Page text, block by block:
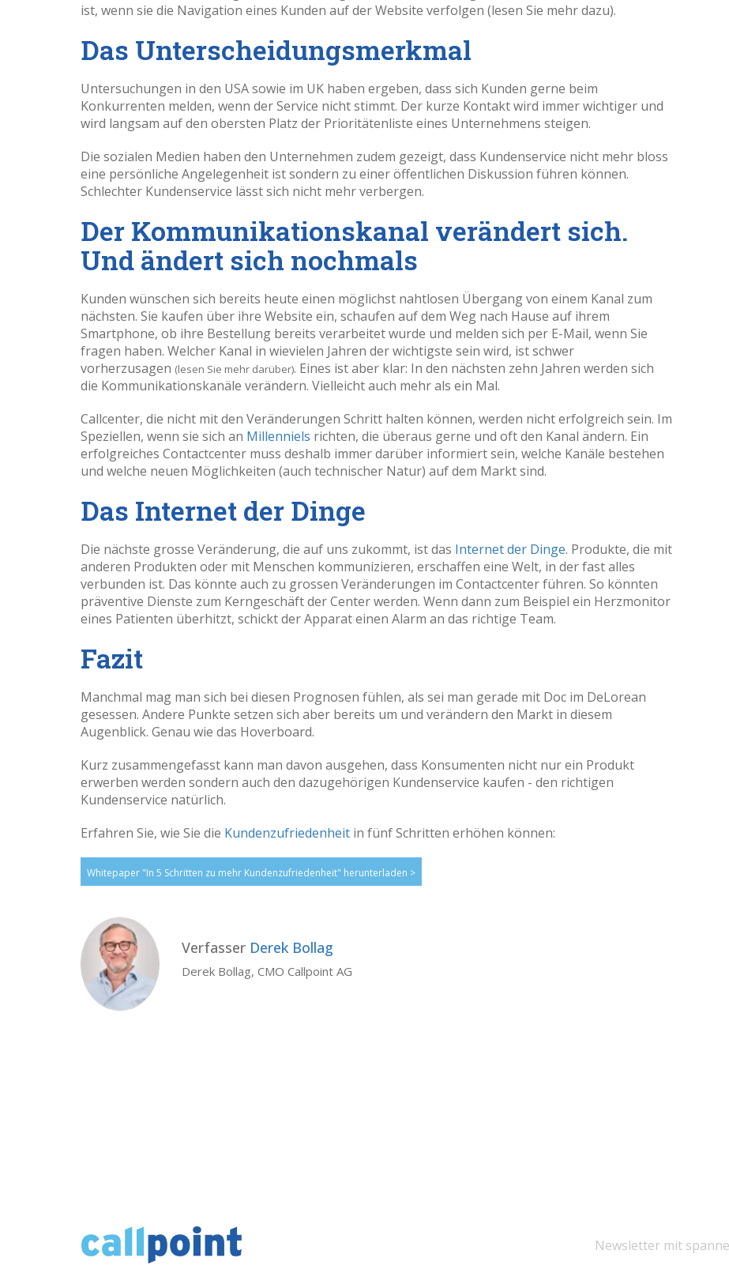
ist, wenn sie die Navigation eines Kunden auf der Website verfolgen (lesen Sie mehr dazu).
Das Unterscheidungsmerkmal
Untersuchungen in den USA sowie im UK haben ergeben, dass sich Kunden gerne beim
Konkurrenten melden, wenn der Service nicht stimmt. Der kurze Kontakt wird immer wichtiger und
wird langsam auf den obersten Platz der Prioritätenliste eines Unternehmens steigen.
Die sozialen Medien haben den Unternehmen zudem gezeigt, dass Kundenservice nicht mehr bloss
eine persönliche Angelegenheit ist sondern zu einer öffentlichen Diskussion führen können.
Schlechter Kundenservice lässt sich nicht mehr verbergen.
Der Kommunikationskanal verändert sich.
Und ändert sich nochmals
Kunden wünschen sich bereits heute einen möglichst nahtlosen Übergang von einem Kanal zum
nächsten. Sie kaufen über ihre Website ein, schaufen auf dem Weg nach Hause auf ihrem
Smartphone, ob ihre Bestellung bereits verarbeitet wurde und melden sich per E-Mail, wenn Sie
fragen haben. Welcher Kanal in wievielen Jahren der wichtigste sein wird, ist schwer
vorherzusagen (lesen Sie mehr darüber). Eines ist aber klar: In den nächsten zehn Jahren werden sich
die Kommunikationskanäle verändern. Vielleicht auch mehr als ein Mal.
Callcenter, die nicht mit den Veränderungen Schritt halten können, werden nicht erfolgreich sein. Im
Speziellen, wenn sie sich an Millenniels richten, die überaus gerne und oft den Kanal ändern. Ein
erfolgreiches Contactcenter muss deshalb immer darüber informiert sein, welche Kanäle bestehen
und welche neuen Möglichkeiten (auch technischer Natur) auf dem Markt sind.
Das Internet der Dinge
Die nächste grosse Veränderung, die auf uns zukommt, ist das Internet der Dinge. Produkte, die mit
anderen Produkten oder mit Menschen kommunizieren, erschaffen eine Welt, in der fast alles
verbunden ist. Das könnte auch zu grossen Veränderungen im Contactcenter führen. So könnten
präventive Dienste zum Kerngeschäft der Center werden. Wenn dann zum Beispiel ein Herzmonitor
eines Patienten überhitzt, schickt der Apparat einen Alarm an das richtige Team.
Fazit
Manchmal mag man sich bei diesen Prognosen fühlen, als sei man gerade mit Doc im DeLorean
gesessen. Andere Punkte setzen sich aber bereits um und verändern den Markt in diesem
Augenblick. Genau wie das Hoverboard.
Kurz zusammengefasst kann man davon ausgehen, dass Konsumenten nicht nur ein Produkt
erwerben werden sondern auch den dazugehörigen Kundenservice kaufen - den richtigen
Kundenservice natürlich.
Erfahren Sie, wie Sie die Kundenzufriedenheit in fünf Schritten erhöhen können:
Whitepaper "In 5 Schritten zu mehr Kundenzufriedenheit" herunterladen >
Verfasser Derek Bollag
Derek Bollag, CMO Callpoint AG
Newsletter mit